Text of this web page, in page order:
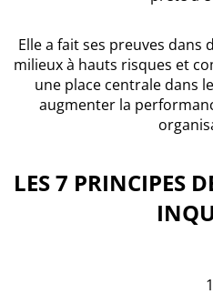
Elle a fait ses preuves dans
milieux à hauts risques et
une place centrale dans
augmenter la
LES 7 PRINCIPES